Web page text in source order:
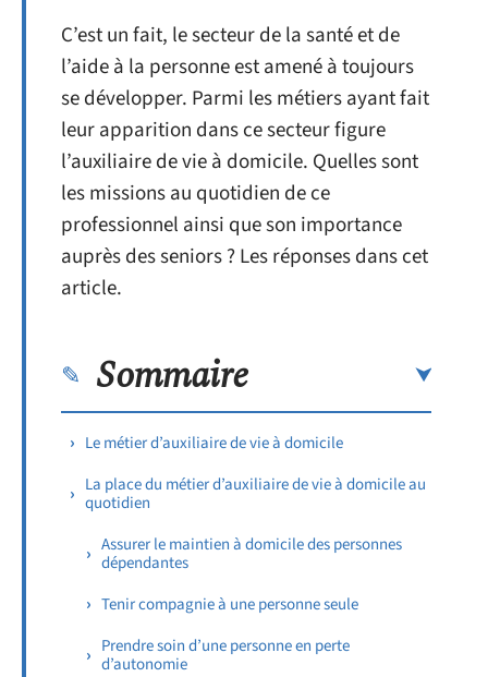
C’est un fait, le secteur de la santé et de
l’aide à la personne est amené à toujours
se développer. Parmi les métiers ayant fait
leur apparition dans ce secteur figure
l’auxiliaire de vie à domicile. Quelles sont
les missions au quotidien de ce
professionnel ainsi que son importance
auprès des seniors ? Les réponses dans cet
article.
Sommaire
Le métier d’auxiliaire de vie à domicile
La place du métier d’auxiliaire de vie à domicile au
quotidien
Assurer le maintien à domicile des personnes
dépendantes
Tenir compagnie à une personne seule
Prendre soin d’une personne en perte
d’autonomie